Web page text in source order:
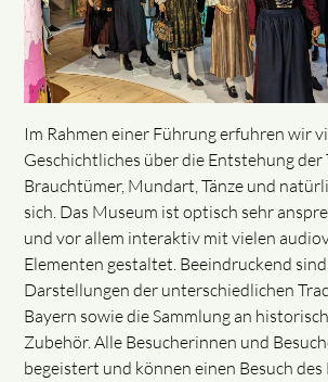
Im Rahmen einer Führung erfuhren wir
Geschichtliches über die Entstehung der
Brauchtümer, Mundart, Tänze und
sich. Das Museum ist optisch sehr
und vor allem interaktiv mit vielen
Elementen gestaltet. Beeindruckend
Darstellungen der unterschiedlichen
Bayern sowie die Sammlung an
Zubehör. Alle Besucherinnen und
begeistert und können einen Besuch